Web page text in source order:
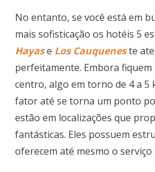
No entanto, se você está em
mais sofisticação os hotéis 5
Hayase Los Cauqueneste
perfeitamente. Embora
centro, algo em torno de 4 a 5
fator até se torna um ponto
estão em localizações que
fantásticas. Eles possuem
oferecem até mesmo o